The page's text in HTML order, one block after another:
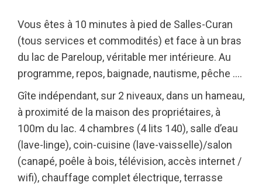
Vous êtes à 10 minutes à pied de Salles-Curan
(tous services et commodités) et face à un bras
du lac de Pareloup, véritable mer intérieure. Au
programme, repos, baignade, nautisme, pêche ….
Gîte indépendant, sur 2 niveaux, dans un hameau,
à proximité de la maison des propriétaires, à
100m du lac. 4 chambres (4 lits 140), salle d’eau
(lave-linge), coin-cuisine (lave-vaisselle)/salon
(canapé, poêle à bois, télévision, accès internet /
wifi), chauffage complet électrique, terrasse